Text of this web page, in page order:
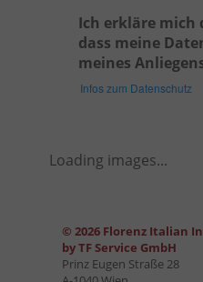
Ich erkläre mich
dass meine
meines
Infos zum Datenschutz
Loading images...
© 2026 Florenz Italian
by TF Service GmbH
Prinz Eugen Straße 28